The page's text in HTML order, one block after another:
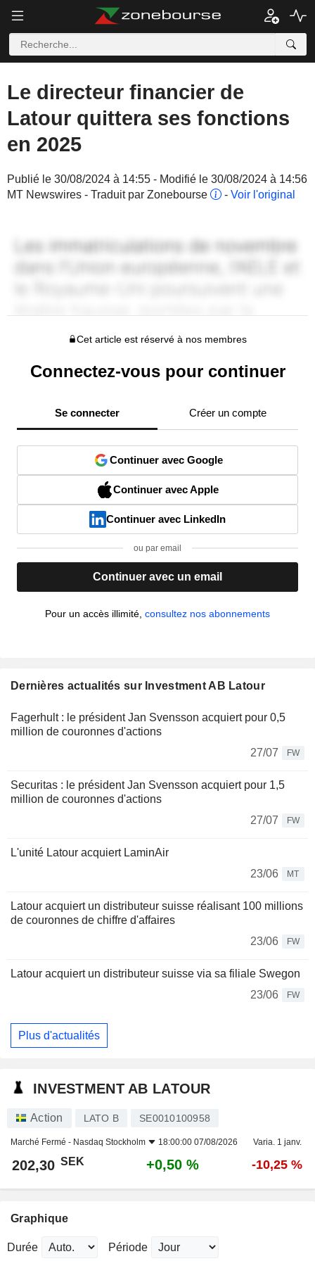
Le directeur financier de
Latour quittera ses fonctions
en 2025
Publié le 30/08/2024 à 14:55 - Modifié le 30/08/2024 à 14:56
MT Newswires - Traduit par Zonebourse
- Voir l'original
Cet article est réservé à nos membres
Connectez-vous pour continuer
Se connecter Créer un compte
Continuer avec Google
Continuer avec Apple
Continuer avec LinkedIn
ou par email
Continuer avec un email
Pour un accès illimité, consultez nos abonnements
Dernières actualités sur Investment AB Latour
Fagerhult : le président Jan Svensson acquiert pour 0,5
million de couronnes d'actions
27/07
FW
Securitas : le président Jan Svensson acquiert pour 1,5
million de couronnes d'actions
27/07
FW
L'unité Latour acquiert LaminAir
23/06
MT
Latour acquiert un distributeur suisse réalisant 100 millions
de couronnes de chiffre d'affaires
23/06
FW
Latour acquiert un distributeur suisse via sa filiale Swegon
23/06
FW
Plus d'actualités
INVESTMENT AB LATOUR
Action LATO B SE0010100958
Marché Fermé - Nasdaq Stockholm 18:00:00 07/08/2026 Varia. 1 janv.
202,30 SEK +0,50 % -10,25 %
Graphique
Durée Période